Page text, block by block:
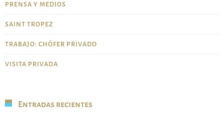
PRENSA Y MEDIOS
SAINT TROPEZ
TRABAJO: CHÓFER PRIVADO
VISITA PRIVADA
Entradas recientes